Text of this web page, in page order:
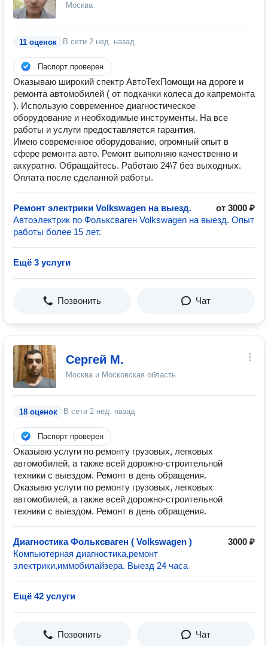
Москва
11 оценок В сети 2 нед. назад
Паспорт проверен
Оказываю широкий спектр АвтоТехПомощи на дороге и
ремонта автомобилей ( от подкачки колеса до капремонта
). Использую современное диагностическое
оборудование и необходимые инструменты. На все
работы и услуги предоставляется гарантия.
Имею современное оборудование, огромный опыт в
сфере ремонта авто. Ремонт выполняю качественно и
аккуратно. Обращайтесь. Работаю 24\7 без выходных.
Оплата после сделанной работы.
Ремонт электрики Volkswagen на выезд.
от 3000 ₽
Автоэлектрик по Фольксваген Volkswagen на выезд. Опыт
работы более 15 лет.
Ещё 3 услуги
Позвонить Чат
Сергей М.
Москва и Московская область
18 оценок В сети 2 нед. назад
Паспорт проверен
Оказывю услуги по ремонту грузовых, легковых
автомобилей, а также всей дорожно-строительной
техники с выездом. Ремонт в день обращения.
Оказывю услуги по ремонту грузовых, легковых
автомобилей, а также всей дорожно-строительной
техники с выездом. Ремонт в день обращения.
Диагностика Фольксваген ( Volkswagen )
3000 ₽
Компьютерная диагностика,ремонт
электрики,иммобилайзера. Выезд 24 часа
Ещё 42 услуги
Позвонить Чат